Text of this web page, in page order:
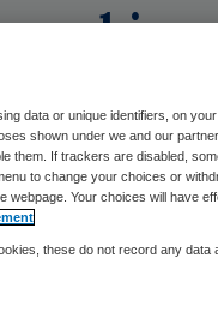
met de kraan
data or unique identifiers, on
shown under we and our
them. If trackers are disabled,
to change your choices or
webpage. Your choices will have
these do not record any data